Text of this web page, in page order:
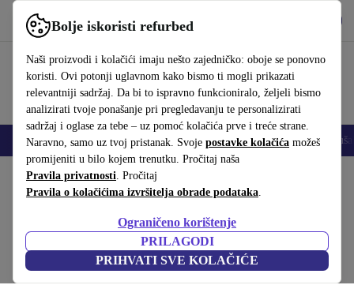
Bolje iskoristi refurbed
Naši proizvodi i kolačići imaju nešto zajedničko: oboje se ponovno
koristi. Ovi potonji uglavnom kako bismo ti mogli prikazati
relevantniji sadržaj. Da bi to ispravno funkcioniralo, željeli bismo
analizirati tvoje ponašanje pri pregledavanju te personalizirati
sadržaj i oglase za tebe – uz pomoć kolačića prve i treće strane.
Naravno, samo uz tvoj pristanak. Svoje postavke kolačića možeš
promijeniti u bilo kojem trenutku. Pročitaj naša
Pravila privatnosti. Pročitaj
Pravila o kolačićima izvršitelja obrade podataka.
Ograničeno korištenje
PRILAGODI
PRIHVATI SVE KOLAČIĆE
Koristi refurbed brzo i jednostavno
Mobiteli Prijenosna računala Tableti Pametni satovi Dodaci
Početna stranica Proizvodi Kućanstvo
Ibiza deka strop pamuk održiv
Zelena
(Prikupljanje recenzija)